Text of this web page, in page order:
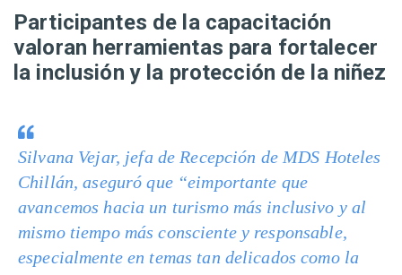
Participantes de la capacitación
valoran herramientas para fortalecer
la inclusión y la protección de la niñez
Silvana Vejar, jefa de Recepción de MDS Hoteles
Chillán, aseguró que “eimportante que
avancemos hacia un turismo más inclusivo y al
mismo tiempo más consciente y responsable,
especialmente en temas tan delicados como la